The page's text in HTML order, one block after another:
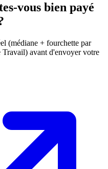
vous bien payé
(médiane + fourchette par
Travail) avant d'envoyer votre